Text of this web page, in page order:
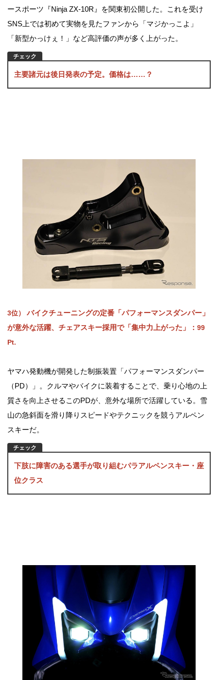
ースポーツ『Ninja ZX-10R』を関東初公開した。これを受け
SNS上では初めて実物を見たファンから「マジかっこよ」
「新型かっけぇ！」など高評価の声が多く上がった。
主要諸元は後日発表の予定。価格は……？
3位）
バイクチューニングの定番「パフォーマンスダンパー」
が意外な活躍、チェアスキー採用で「集中力上がった」： 99
Pt.
ヤマハ発動機が開発した制振装置「パフォーマンスダンパー
（PD）」。クルマやバイクに装着することで、乗り心地の上
質さを向上させるこのPDが、意外な場所で活躍している。雪
山の急斜面を滑り降りスピードやテクニックを競うアルペン
スキーだ。
下肢に障害のある選手が取り組むパラアルペンスキー・座
位クラス